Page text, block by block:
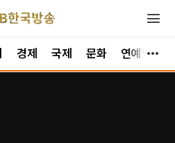
경제 국제 문화 연예방송